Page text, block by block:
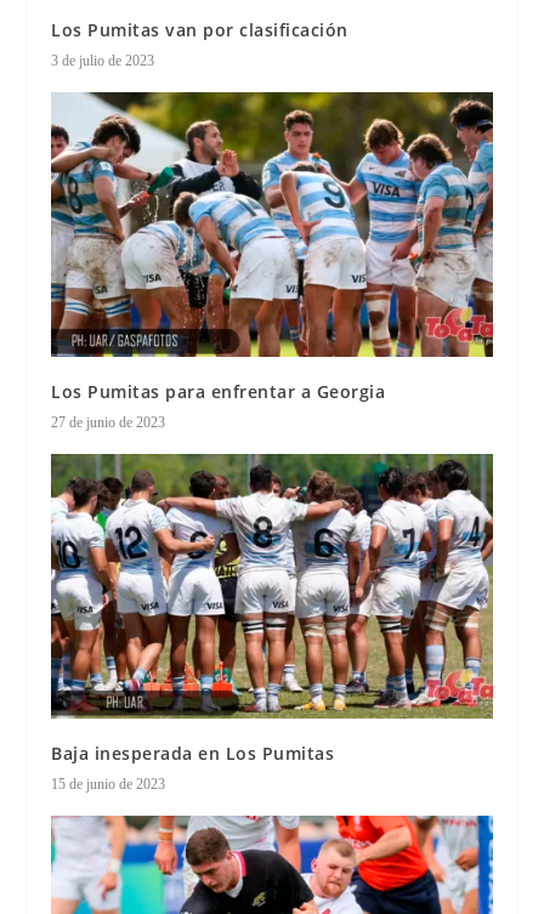
Los Pumitas van por clasificación
3 de julio de 2023
Los Pumitas para enfrentar a Georgia
27 de junio de 2023
Baja inesperada en Los Pumitas
15 de junio de 2023